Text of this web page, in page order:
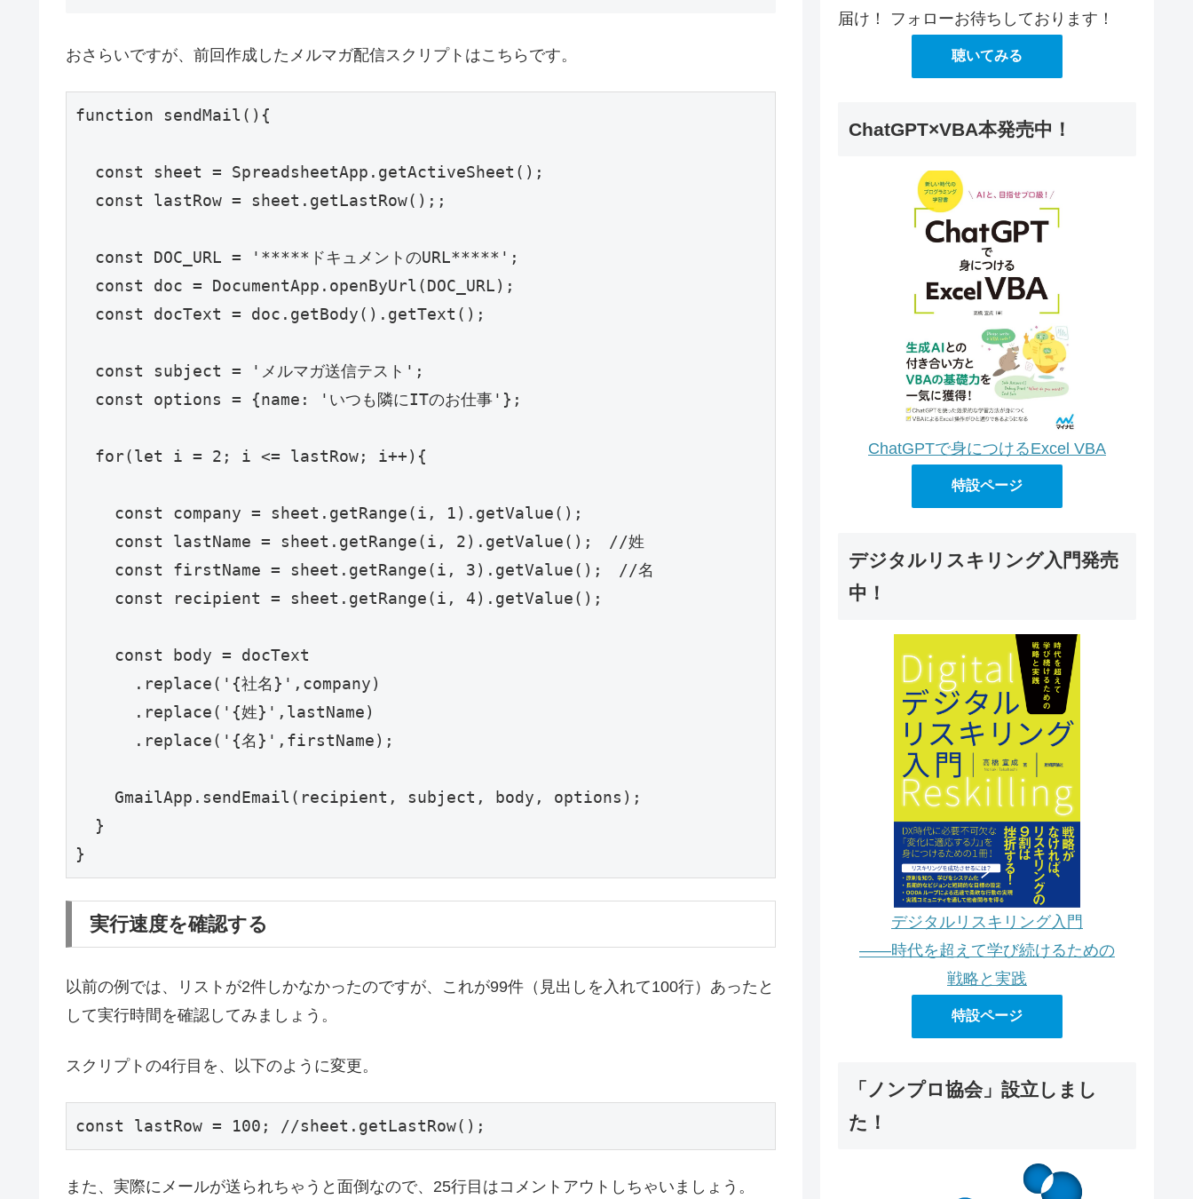
おさらいですが、前回作成したメルマガ配信スクリプトはこちらです。
function sendMail(){
  const sheet = SpreadsheetApp.getActiveSheet();
  const lastRow = sheet.getLastRow();;
  const DOC_URL = '*****ドキュメントのURL*****';
  const doc = DocumentApp.openByUrl(DOC_URL);
  const docText = doc.getBody().getText();
  const subject = 'メルマガ送信テスト';
  const options = {name: 'いつも隣にITのお仕事'};
  for(let i = 2; i <= lastRow; i++){
    const company = sheet.getRange(i, 1).getValue();
    const lastName = sheet.getRange(i, 2).getValue();　//姓
    const firstName = sheet.getRange(i, 3).getValue();　//名
    const recipient = sheet.getRange(i, 4).getValue();
    const body = docText
      .replace('{社名}',company)
      .replace('{姓}',lastName)
      .replace('{名}',firstName);
    GmailApp.sendEmail(recipient, subject, body, options);
  }
実行速度を確認する
以前の例では、リストが2件しかなかったのですが、これが99件（見出しを入れて100行）あったと
して実行時間を確認してみましょう。
スクリプトの4行目を、以下のように変更。
また、実際にメールが送られちゃうと面倒なので、25行目はコメントアウトしちゃいましょう。
届け！ フォローお待ちしております！
聴いてみる
ChatGPT×VBA本発売中！
ChatGPTで身につけるExcel VBA
特設ページ
デジタルリスキリング入門発売
中！
デジタルリスキリング入門
――時代を超えて学び続けるための
戦略と実践
特設ページ
「ノンプロ協会」設立しまし
た！